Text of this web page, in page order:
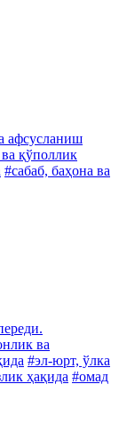
афсусланиш
қўполлик
#сабаб, баҳона ва
ва
#эл-юрт, ўлка
ҳақида #омад